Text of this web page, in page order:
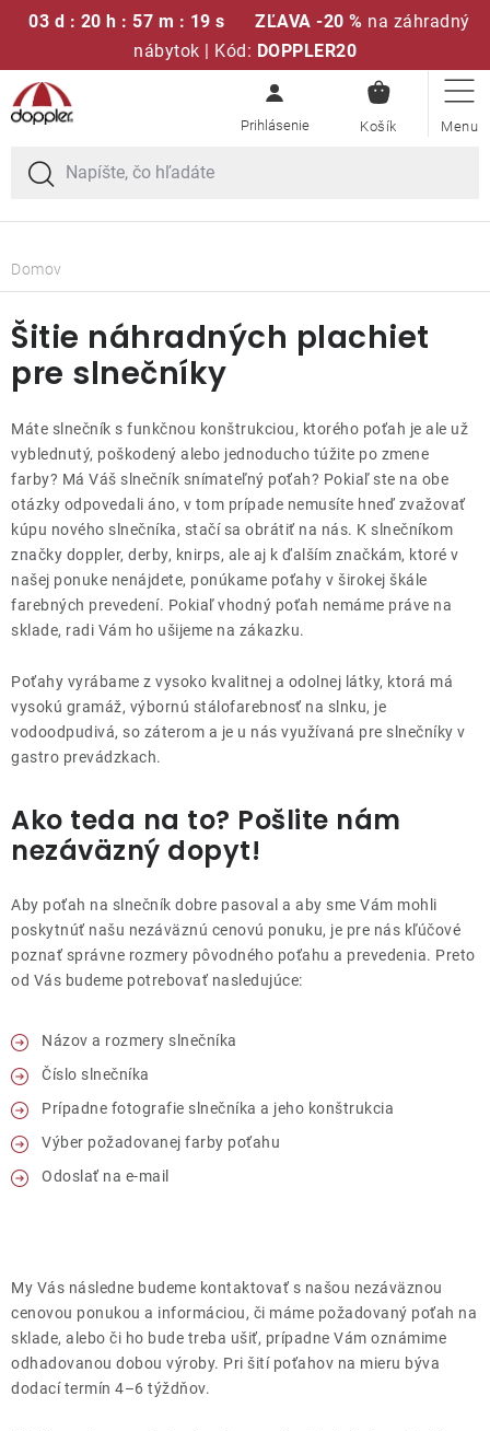
03 d : 20 h : 57 m : 19 s ZĽAVA -20 % na záhradný
nábytok | Kód: DOPPLER20
Prejsť
na
obsah
KOŠÍK
Sedacie súpravy
Slnečníky
Polstre a sedáky
Stoly
Lavice a hojdačky
Lehátka
Doplnky
Dáždniky
Gastro produkty
Kolekcia
Predávané značky
Klub výhod
O nás
Domov
Šitie náhradných plachiet
pre slnečníky
Máte slnečník s funkčnou konštrukciou, ktorého poťah je ale už
vyblednutý, poškodený alebo jednoducho túžite po zmene
farby? Má Váš slnečník snímateľný poťah? Pokiaľ ste na obe
otázky odpovedali áno, v tom prípade nemusíte hneď zvažovať
kúpu nového slnečníka, stačí sa obrátiť na nás. K slnečníkom
značky doppler, derby, knirps, ale aj k ďalším značkám, ktoré v
našej ponuke nenájdete, ponúkame poťahy v širokej škále
farebných prevedení. Pokiaľ vhodný poťah nemáme práve na
sklade, radi Vám ho ušijeme na zákazku.
Poťahy vyrábame z vysoko kvalitnej a odolnej látky, ktorá má
vysokú gramáž, výbornú stálofarebnosť na slnku, je
vodoodpudivá, so záterom a je u nás využívaná pre slnečníky v
gastro prevádzkach.
Ako teda na to? Pošlite nám
nezáväzný dopyt!
Aby poťah na slnečník dobre pasoval a aby sme Vám mohli
poskytnúť našu nezáväznú cenovú ponuku, je pre nás kľúčové
poznať správne rozmery pôvodného poťahu a prevedenia. Preto
od Vás budeme potrebovať nasledujúce:
Názov a rozmery slnečníka
Číslo slnečníka
Prípadne fotografie slnečníka a jeho konštrukcia
Výber požadovanej farby poťahu
Odoslať na e-mail
My Vás následne budeme kontaktovať s našou nezáväznou
cenovou ponukou a informáciou, či máme požadovaný poťah na
sklade, alebo či ho bude treba ušiť, prípadne Vám oznámime
odhadovanou dobou výroby. Pri šití poťahov na mieru býva
dodací termín 4–6 týždňov.